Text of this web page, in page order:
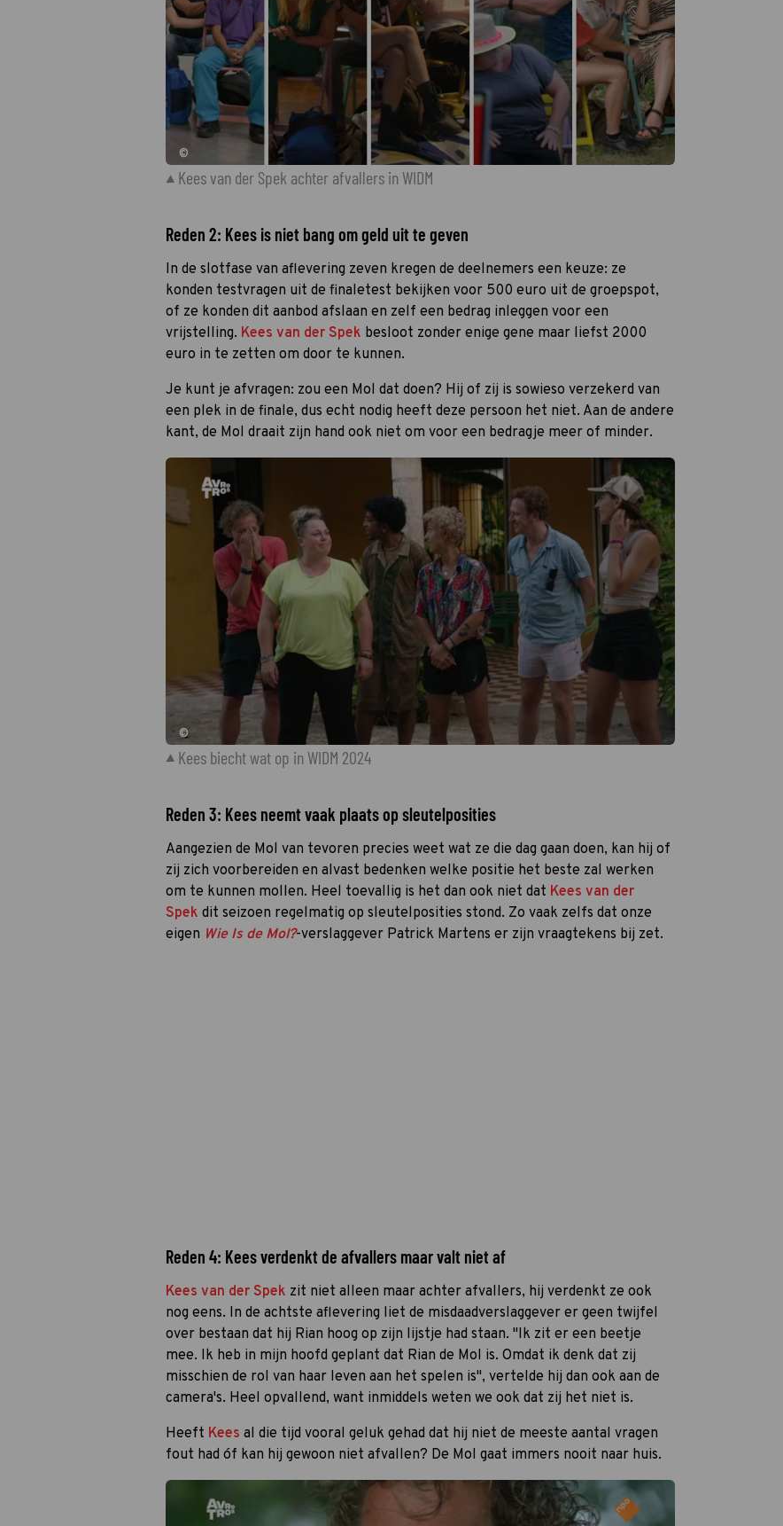
©
Kees van der Spek achter afvallers in WIDM
Reden 2: Kees is niet bang om geld uit te geven
In de slotfase van aflevering zeven kregen de deelnemers een keuze: ze
konden testvragen uit de finaletest bekijken voor 500 euro uit de groepspot,
of ze konden dit aanbod afslaan en zelf een bedrag inleggen voor een
vrijstelling. Kees van der Spek besloot zonder enige gene maar liefst 2000
euro in te zetten om door te kunnen.
Je kunt je afvragen: zou een Mol dat doen? Hij of zij is sowieso verzekerd van
een plek in de finale, dus echt nodig heeft deze persoon het niet. Aan de andere
kant, de Mol draait zijn hand ook niet om voor een bedragje meer of minder.
©
Kees biecht wat op in WIDM 2024
Reden 3: Kees neemt vaak plaats op sleutelposities
Aangezien de Mol van tevoren precies weet wat ze die dag gaan doen, kan hij of
zij zich voorbereiden en alvast bedenken welke positie het beste zal werken
om te kunnen mollen. Heel toevallig is het dan ook niet dat Kees van der
Spek dit seizoen regelmatig op sleutelposities stond. Zo vaak zelfs dat onze
eigen Wie Is de Mol?-verslaggever Patrick Martens er zijn vraagtekens bij zet.
Reden 4: Kees verdenkt de afvallers maar valt niet af
Kees van der Spek zit niet alleen maar achter afvallers, hij verdenkt ze ook
nog eens. In de achtste aflevering liet de misdaadverslaggever er geen twijfel
over bestaan dat hij Rian hoog op zijn lijstje had staan. "Ik zit er een beetje
mee. Ik heb in mijn hoofd geplant dat Rian de Mol is. Omdat ik denk dat zij
misschien de rol van haar leven aan het spelen is", vertelde hij dan ook aan de
camera's. Heel opvallend, want inmiddels weten we ook dat zij het niet is.
Heeft Kees al die tijd vooral geluk gehad dat hij niet de meeste aantal vragen
fout had óf kan hij gewoon niet afvallen? De Mol gaat immers nooit naar huis.